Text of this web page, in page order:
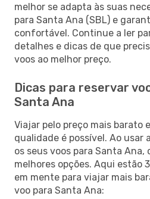
melhor se adapta às suas
para Santa Ana (SBL) e
confortável. Continue a ler
detalhes e dicas de que
voos ao melhor preço.
Dicas para reservar
Santa Ana
Viajar pelo preço mais barato
qualidade é possível. Ao usar
os seus voos para Santa
melhores opções. Aqui estão
em mente para viajar mais
voo para Santa Ana: